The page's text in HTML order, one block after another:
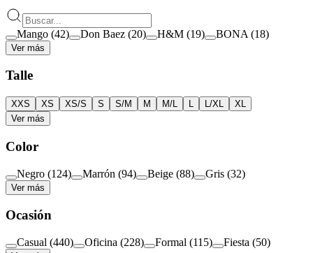
Mango (42) Don Baez (20) H&M (19) BONA (18)
Ver más
Talle
XXS XS XS/S S S/M M M/L L L/XL
XL
Ver más
Color
Negro (124) Marrón (94) Beige (88) Gris (32)
Ver más
Ocasión
Casual (440) Oficina (228) Formal (115) Fiesta (50)